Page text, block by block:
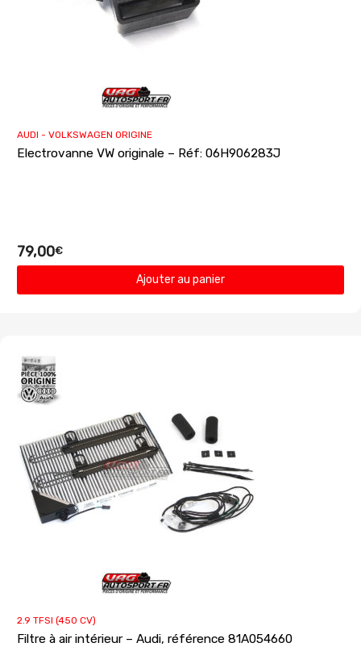
AUDI - VOLKSWAGEN ORIGINE
Electrovanne VW originale – Réf: 06H906283J
79,00€
Ajouter au panier
2.9 TFSI (450 CV)
Filtre à air intérieur – Audi, référence 81A054660